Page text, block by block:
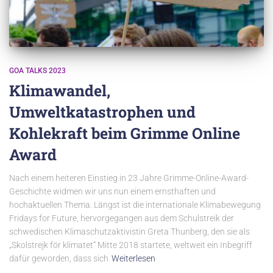
GOA TALKS 2023
Klimawandel,
Umweltkatastrophen und
Kohlekraft beim Grimme Online
Award
Nach einem heiteren Einstieg in 23 Jahre Grimme-Online-Award-
Geschichte widmen wir uns nun einem ernsthaften und
hochaktuellen Thema. Längst ist die internationale Klimabewegung
Fridays for Future, hervorgegangen aus dem Schulstreik der
schwedischen Klimaschutzaktivistin Greta Thunberg, den sie als
„Skolstrejk för klimatet“ Mitte 2018 startete, weltweit ein Inbegriff
dafür geworden, dass sich Weiterlesen